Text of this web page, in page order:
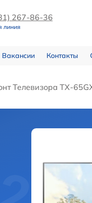
267-86-36
линия
Вакансии Контакты
Телевизора TX-